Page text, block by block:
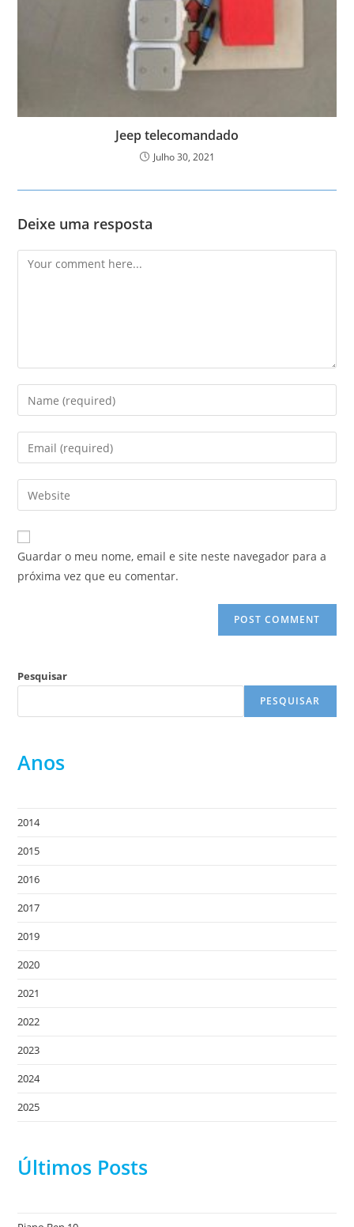
Jeep telecomandado
Julho 30, 2021
Deixe uma resposta
Comment
Enter
your
name
comment
Enter
your
email
address
comment
Enter
your
website
URL
Guardar o meu nome, email e site neste navegador para a
próxima vez que eu comentar.
Pesquisar
PESQUISAR
Anos
2014
2015
2016
2017
2019
2020
2021
2022
2023
2024
2025
Últimos Posts